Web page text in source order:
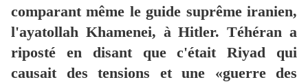
comparant même le guide suprême iranien,
l'ayatollah Khamenei, à Hitler.Téhéran a
riposté en disant que c'était Riyad qui
causait des tensions et une «guerre des